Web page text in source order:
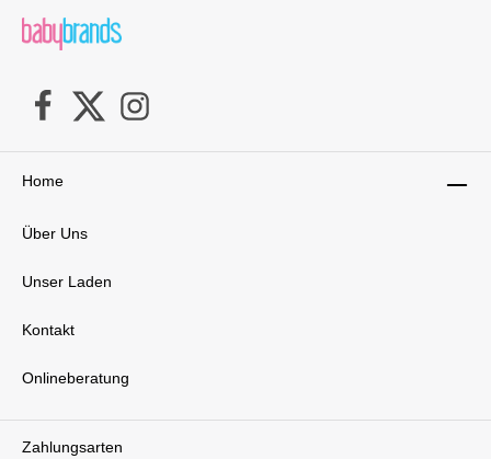
Zahlungsarten
Home
Über Uns
Unser Laden
Kontakt
Onlineberatung